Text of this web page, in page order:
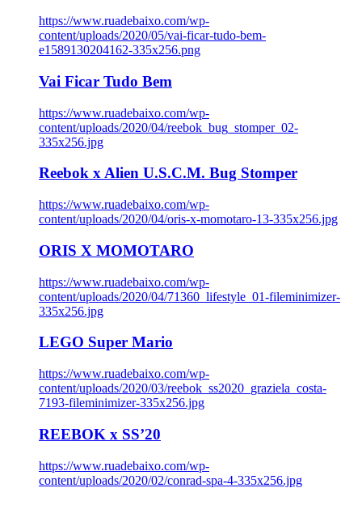
https://www.ruadebaixo.com/wp-
content/uploads/2020/05/vai-ficar-tudo-bem-
e1589130204162-335x256.png
Vai Ficar Tudo Bem
https://www.ruadebaixo.com/wp-
content/uploads/2020/04/reebok_bug_stomper_02-
335x256.jpg
Reebok x Alien U.S.C.M. Bug Stomper
https://www.ruadebaixo.com/wp-
content/uploads/2020/04/oris-x-momotaro-13-335x256.jpg
ORIS X MOMOTARO
https://www.ruadebaixo.com/wp-
content/uploads/2020/04/71360_lifestyle_01-fileminimizer-
335x256.jpg
LEGO Super Mario
https://www.ruadebaixo.com/wp-
content/uploads/2020/03/reebok_ss2020_graziela_costa-
7193-fileminimizer-335x256.jpg
REEBOK x SS’20
https://www.ruadebaixo.com/wp-
content/uploads/2020/02/conrad-spa-4-335x256.jpg